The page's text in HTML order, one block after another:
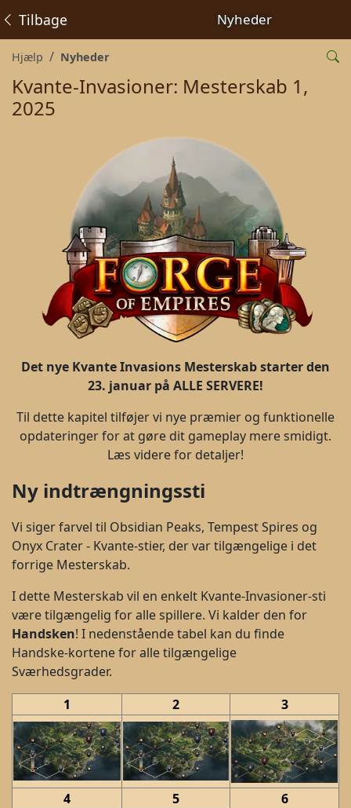
Nyheder
Tilbage
Hjælp Nyheder
Kvante-Invasioner: Mesterskab 1,
2025
Det nye Kvante Invasions Mesterskab starter den
23. januar på ALLE SERVERE!
Til dette kapitel tilføjer vi nye præmier og funktionelle
opdateringer for at gøre dit gameplay mere smidigt.
Læs videre for detaljer!
Ny indtrængningssti
Vi siger farvel til Obsidian Peaks, Tempest Spires og
Onyx Crater - Kvante-stier, der var tilgængelige i det
forrige Mesterskab.
I dette Mesterskab vil en enkelt Kvante-Invasioner-sti
være tilgængelig for alle spillere. Vi kalder den for
Handsken! I nedenstående tabel kan du finde
Handske-kortene for alle tilgængelige
Sværhedsgrader.
1
2 3
4 5 6